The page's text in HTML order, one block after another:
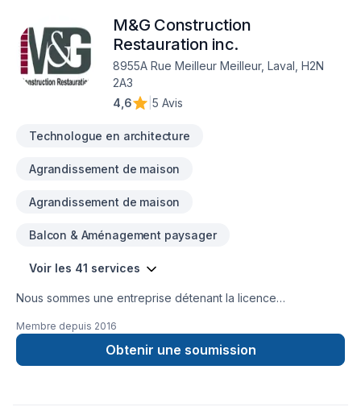
M&G Construction
Restauration inc.
8955A Rue Meilleur Meilleur, Laval, H2N
2A3
4,6
5 Avis
Technologue en architecture
Agrandissement de maison
Agrandissement de maison
Balcon & Aménagement paysager
Voir les 41 services
Nous sommes une entreprise détenant la licence
restauration de bâtiments. Nous avons obtenu une grande
expérience au cours des années à travers les nombreux
travaux réalisés. Notre politique de la qualité consiste à
Membre depuis 2016
Obtenir une soumission